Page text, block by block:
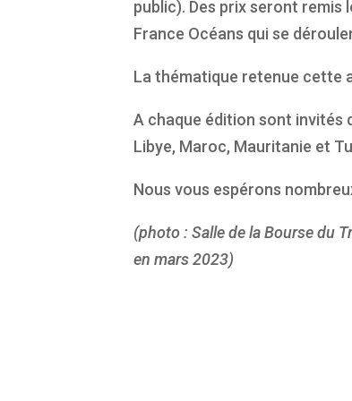
public). Des prix seront
France Océans qui se
La thématique retenue cette
A chaque édition sont invités
Libye, Maroc, Mauritanie et
Nous vous espérons
(photo : Salle de la Bourse du
en mars 2023)